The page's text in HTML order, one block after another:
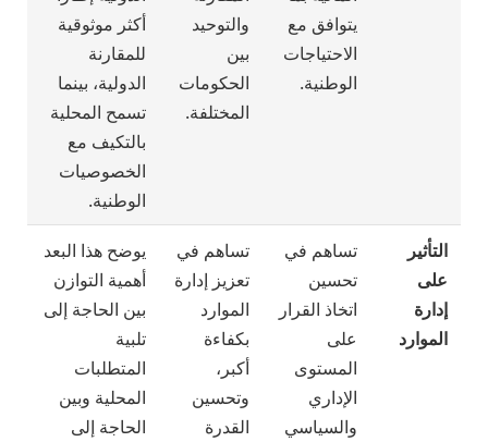
يتوافق مع
الاحتياجات
الوطنية.
والتوحيد
بين
الحكومات
المختلفة.
أكثر موثوقية
للمقارنة
الدولية، بينما
تسمح المحلية
بالتكيف مع
الخصوصيات
الوطنية.
التأثير
على
إدارة
الموارد
تساهم في
تحسين
اتخاذ القرار
على
المستوى
الإداري
والسياسي
تساهم في
تعزيز إدارة
الموارد
بكفاءة
أكبر،
وتحسين
القدرة
يوضح هذا البعد
أهمية التوازن
بين الحاجة إلى
تلبية
المتطلبات
المحلية وبين
الحاجة إلى